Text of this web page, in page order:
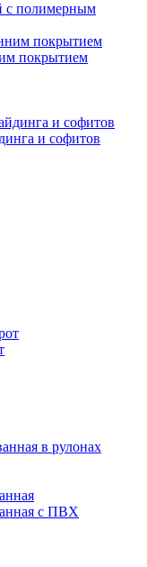
с полимерным
покрытием
и софитов
в рулонах
с ПВХ